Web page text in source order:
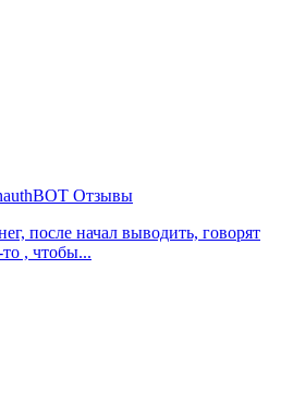
Отзывы
после начал выводить, говорят
, чтобы...